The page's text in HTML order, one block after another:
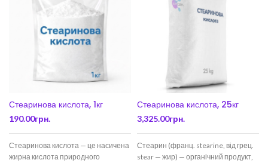
Стеаринова кислота, 1кг
190.00грн.
Стеаринова кислота — це насичена
жирна кислота природного
Стеаринова кислота, 25кг
3,325.00грн.
Стеарин (франц. stearine, від грец.
stear — жир) — органічний продукт,